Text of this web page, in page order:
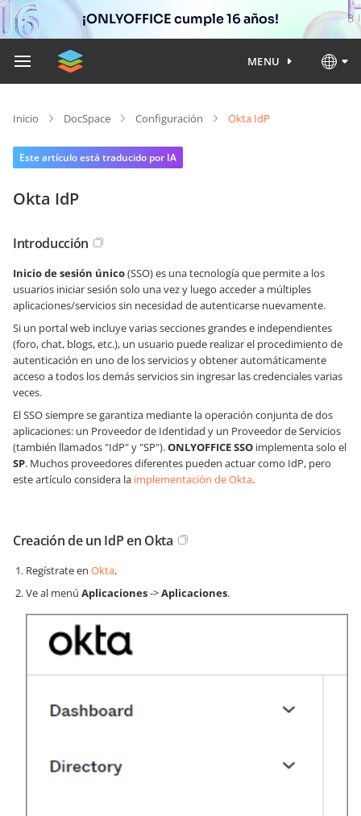
¡ONLYOFFICE cumple 16 años!
MENU
Inicio DocSpace Configuración Okta IdP
Este artículo está traducido por IA
Okta IdP
Introducción
Inicio de sesión único(SSO) es una tecnología que permite a los
usuarios iniciar sesión solo una vez y luego acceder a múltiples
aplicaciones/servicios sin necesidad de autenticarse nuevamente.
Si un portal web incluye varias secciones grandes e independientes
(foro, chat, blogs, etc.), un usuario puede realizar el procedimiento de
autenticación en uno de los servicios y obtener automáticamente
acceso a todos los demás servicios sin ingresar las credenciales varias
veces.
El SSO siempre se garantiza mediante la operación conjunta de dos
aplicaciones: un Proveedor de Identidad y un Proveedor de Servicios
(también llamados "IdP" y "SP").ONLYOFFICE SSO implementa solo el
SP. Muchos proveedores diferentes pueden actuar como IdP, pero
este artículo considera la implementación de Okta.
Creación de un IdP en Okta
Regístrate en Okta.
Ve al menú Aplicaciones->Aplicaciones.